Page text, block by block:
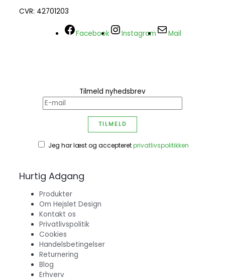
CVR: 42701203
Facebook Instagram Mail
Tilmeld nyhedsbrev
Jeg har læst og accepteretprivatlivspolitikken
Hurtig Adgang
Produkter
Om Hejslet Design
Kontakt os
Privatlivspolitik
Cookies
Handelsbetingelser
Returnering
Blog
Erhverv